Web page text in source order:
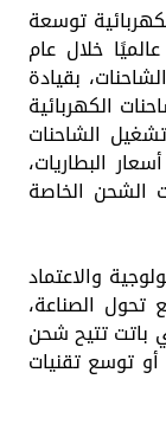
توسعة
خلال عام
الشاحنات، بقيادة
الكهربائية
الشاحنات
البطاريات،
الشحن الخاصة
والاعتماد
الصناعة،
باتت تتيح شحن
توسع تقنيات